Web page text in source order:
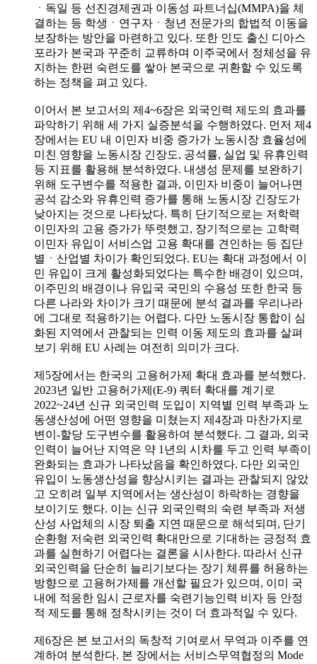
ㆍ독일 등 선진경제권과 이동성 파트너십(MMPA)을 체
결하는 등 학생ㆍ연구자ㆍ청년 전문가의 합법적 이동을
보장하는 방안을 마련하고 있다. 또한 인도 출신 디아스
포라가 본국과 꾸준히 교류하며 이주국에서 정체성을 유
지하는 한편 숙련도를 쌓아 본국으로 귀환할 수 있도록
하는 정책을 펴고 있다.
이어서 본 보고서의 제4~6장은 외국인력 제도의 효과를
파악하기 위해 세 가지 실증분석을 수행하였다. 먼저 제4
장에서는 EU 내 이민자 비중 증가가 노동시장 효율성에
미친 영향을 노동시장 긴장도, 공석률, 실업 및 유휴인력
등 지표를 활용해 분석하였다. 내생성 문제를 보완하기
위해 도구변수를 적용한 결과, 이민자 비중이 늘어나면
공석 감소와 유휴인력 증가를 통해 노동시장 긴장도가
낮아지는 것으로 나타났다. 특히 단기적으로는 저학력
이민자의 고용 증가가 뚜렷했고, 장기적으로는 고학력
이민자 유입이 서비스업 고용 확대를 견인하는 등 집단
별ㆍ산업별 차이가 확인되었다. EU는 확대 과정에서 이
민 유입이 크게 활성화되었다는 특수한 배경이 있으며,
이주민의 배경이나 유입국 국민의 수용성 또한 한국 등
다른 나라와 차이가 크기 때문에 분석 결과를 우리나라
에 그대로 적용하기는 어렵다. 다만 노동시장 통합이 심
화된 지역에서 관찰되는 인력 이동 제도의 효과를 살펴
보기 위해 EU 사례는 여전히 의미가 크다.
제5장에서는 한국의 고용허가제 확대 효과를 분석했다.
2023년 일반 고용허가제(E-9) 쿼터 확대를 계기로
2022~24년 신규 외국인력 도입이 지역별 인력 부족과 노
동생산성에 어떤 영향을 미쳤는지 제4장과 마찬가지로
변이-할당 도구변수를 활용하여 분석했다. 그 결과, 외국
인력이 늘어난 지역은 약 1년의 시차를 두고 인력 부족이
완화되는 효과가 나타났음을 확인하였다. 다만 외국인
유입이 노동생산성을 향상시키는 결과는 관찰되지 않았
고 오히려 일부 지역에서는 생산성이 하락하는 경향을
보이기도 했다. 이는 신규 외국인력의 숙련 부족과 저생
산성 사업체의 시장 퇴출 지연 때문으로 해석되며, 단기
순환형 저숙련 외국인력 확대만으로 기대하는 긍정적 효
과를 실현하기 어렵다는 결론을 시사한다. 따라서 신규
외국인력을 단순히 늘리기보다는 장기 체류를 허용하는
방향으로 고용허가제를 개선할 필요가 있으며, 이미 국
내에 적응한 임시 근로자를 숙련기능인력 비자 등 안정
적 제도를 통해 정착시키는 것이 더 효과적일 수 있다.
제6장은 본 보고서의 독창적 기여로서 무역과 이주를 연
계하여 분석한다. 본 장에서는 서비스무역협정의 Mode